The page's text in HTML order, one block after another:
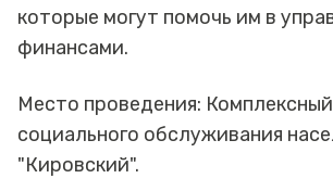
которые могут помочь им в
финансами.
Место проведения:
социального обслуживания
"Кировский".